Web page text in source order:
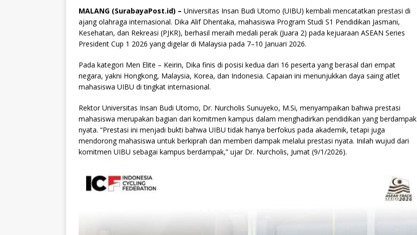
MALANG (SurabayaPost.id) – Universitas Insan Budi Utomo (UIBU) kembali mencatatkan prestasi di
ajang olahraga internasional. Dika Alif Dhentaka, mahasiswa Program Studi S1 Pendidikan Jasmani,
Kesehatan, dan Rekreasi (PJKR), berhasil meraih medali perak (Juara 2) pada kejuaraan ASEAN Series
President Cup 1 2026 yang digelar di Malaysia pada 7–10 Januari 2026.
Pada kategori Men Elite – Keirin, Dika finis di posisi kedua dari 16 peserta yang berasal dari empat
negara, yakni Hongkong, Malaysia, Korea, dan Indonesia. Capaian ini menunjukkan daya saing atlet
mahasiswa UIBU di tingkat internasional.
Rektor Universitas Insan Budi Utomo, Dr. Nurcholis Sunuyeko, M.Si, menyampaikan bahwa prestasi
mahasiswa merupakan bagian dari komitmen kampus dalam menghadirkan pendidikan yang berdampak
nyata. “Prestasi ini menjadi bukti bahwa UIBU tidak hanya berfokus pada akademik, tetapi juga
mendorong mahasiswa untuk berkiprah dan memberi dampak melalui prestasi nyata. Inilah wujud dari
komitmen UIBU sebagai kampus berdampak,” ujar Dr. Nurcholis, Jumat (9/1/2026).